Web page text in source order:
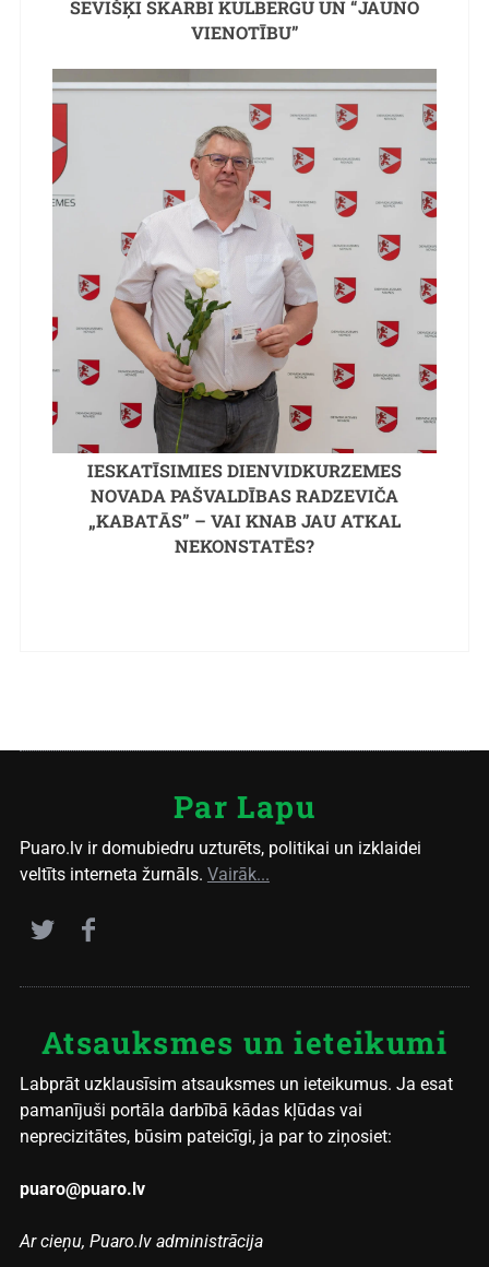
SEVIŠĶI SKARBI KULBERGU UN “JAUNO
VIENOTĪBU”
IESKATĪSIMIES DIENVIDKURZEMES
NOVADA PAŠVALDĪBAS RADZEVIČA
„KABATĀS” – VAI KNAB JAU ATKAL
NEKONSTATĒS?
Par Lapu
Puaro.lv ir domubiedru uzturēts, politikai un izklaidei
veltīts interneta žurnāls. Vairāk...
Atsauksmes un ieteikumi
Labprāt uzklausīsim atsauksmes un ieteikumus. Ja esat
pamanījuši portāla darbībā kādas kļūdas vai
neprecizitātes, būsim pateicīgi, ja par to ziņosiet:
puaro@puaro.lv
Ar cieņu, Puaro.lv administrācija